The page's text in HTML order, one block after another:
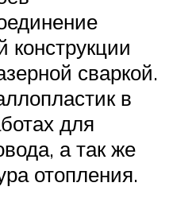
конструкции
сваркой.
в
для
а так же
отопления.